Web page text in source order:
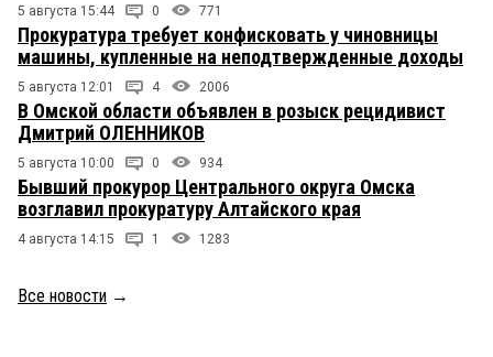
5 августа 15:44 0 771
Прокуратура требует конфисковать у чиновницы
машины, купленные на неподтвержденные доходы
5 августа 12:01 4 2006
В Омской области объявлен в розыск рецидивист
Дмитрий ОЛЕННИКОВ
5 августа 10:00 0 934
Бывший прокурор Центрального округа Омска
возглавил прокуратуру Алтайского края
4 августа 14:15 1 1283
Все новости →